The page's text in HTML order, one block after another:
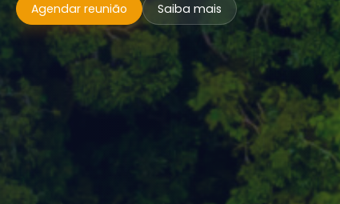
Agendar reunião Saiba mais